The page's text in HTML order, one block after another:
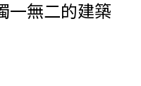
一無二的建築